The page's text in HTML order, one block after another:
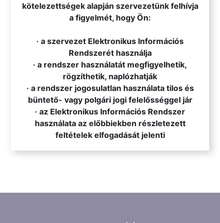
kötelezettségek alapján szervezetünk felhívja
a figyelmét, hogy Ön:
· a szervezet Elektronikus Információs
Rendszerét használja
· a rendszer használatát megfigyelhetik,
rögzíthetik, naplózhatják
· a rendszer jogosulatlan használata tilos és
büntető- vagy polgári jogi felelősséggel jár
· az Elektronikus Információs Rendszer
használata az előbbiekben részletezett
feltételek elfogadását jelenti